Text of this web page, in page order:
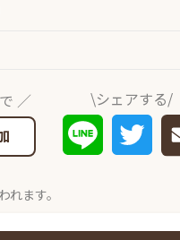
／
\シェアする/
れます。